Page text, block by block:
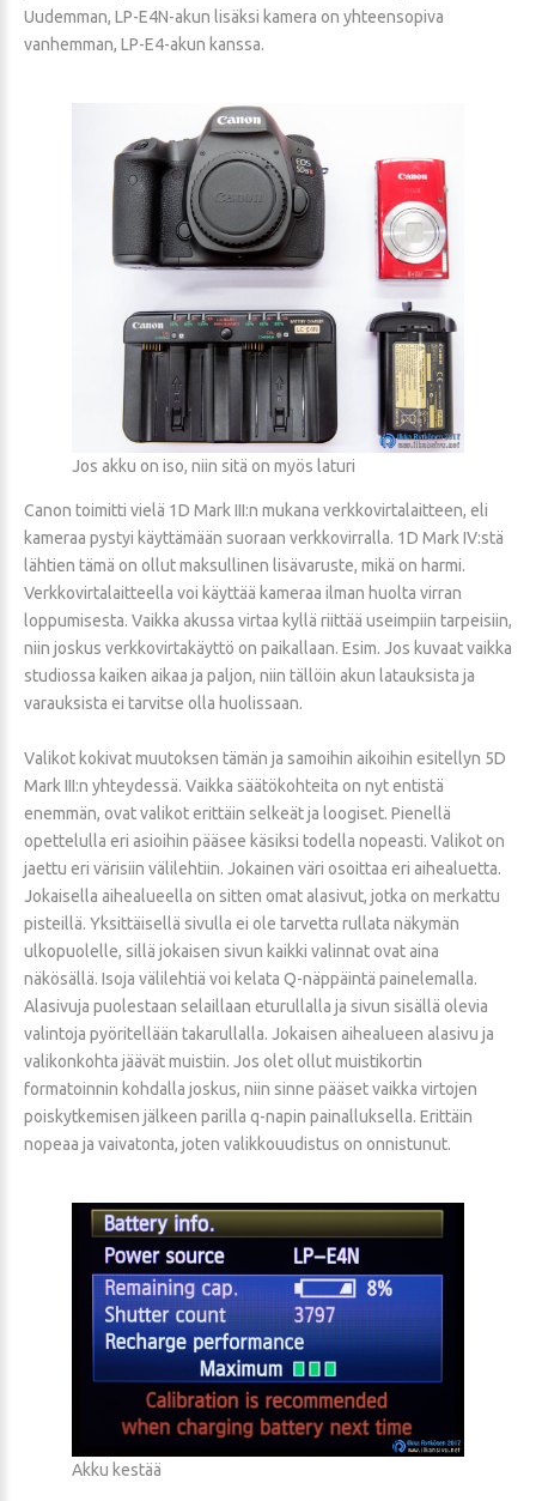
Uudemman, LP-E4N-akun lisäksi kamera on yhteensopiva
vanhemman, LP-E4-akun kanssa.
Jos akku on iso, niin sitä on myös laturi
Canon toimitti vielä 1D Mark III:n mukana verkkovirtalaitteen, eli
kameraa pystyi käyttämään suoraan verkkovirralla. 1D Mark IV:stä
lähtien tämä on ollut maksullinen lisävaruste, mikä on harmi.
Verkkovirtalaitteella voi käyttää kameraa ilman huolta virran
loppumisesta. Vaikka akussa virtaa kyllä riittää useimpiin tarpeisiin,
niin joskus verkkovirtakäyttö on paikallaan. Esim. Jos kuvaat vaikka
studiossa kaiken aikaa ja paljon, niin tällöin akun latauksista ja
varauksista ei tarvitse olla huolissaan.
Valikot kokivat muutoksen tämän ja samoihin aikoihin esitellyn 5D
Mark III:n yhteydessä. Vaikka säätökohteita on nyt entistä
enemmän, ovat valikot erittäin selkeät ja loogiset. Pienellä
opettelulla eri asioihin pääsee käsiksi todella nopeasti. Valikot on
jaettu eri värisiin välilehtiin. Jokainen väri osoittaa eri aihealuetta.
Jokaisella aihealueella on sitten omat alasivut, jotka on merkattu
pisteillä. Yksittäisellä sivulla ei ole tarvetta rullata näkymän
ulkopuolelle, sillä jokaisen sivun kaikki valinnat ovat aina
näkösällä. Isoja välilehtiä voi kelata Q-näppäintä painelemalla.
Alasivuja puolestaan selaillaan eturullalla ja sivun sisällä olevia
valintoja pyöritellään takarullalla. Jokaisen aihealueen alasivu ja
valikonkohta jäävät muistiin. Jos olet ollut muistikortin
formatoinnin kohdalla joskus, niin sinne pääset vaikka virtojen
poiskytkemisen jälkeen parilla q-napin painalluksella. Erittäin
nopeaa ja vaivatonta, joten valikkouudistus on onnistunut.
Akku kestää